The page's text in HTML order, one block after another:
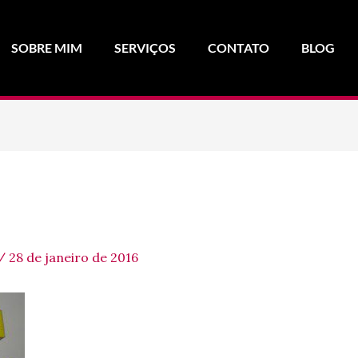
SOBRE MIM SERVIÇOS CONTATO BLOG
/ 28 de janeiro de 2016